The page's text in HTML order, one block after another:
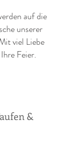
auf die
unserer
viel Liebe
Feier.
&